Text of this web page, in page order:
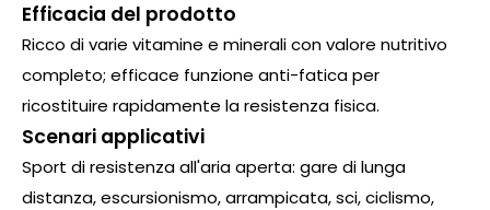
Efficacia del prodotto
Ricco di varie vitamine e minerali con valore nutritivo
completo; efficace funzione anti-fatica per
ricostituire rapidamente la resistenza fisica.
Scenari applicativi
Sport di resistenza all'aria aperta: gare di lunga
distanza, escursionismo, arrampicata, sci, ciclismo,